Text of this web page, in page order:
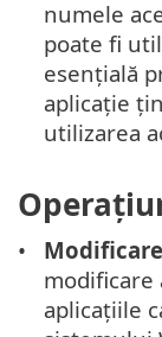
numele
poate fi
esențială
aplicație
utilizarea
modificare
aplicațiile